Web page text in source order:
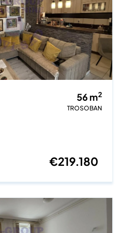
56 m2
TROSOBAN
€219.180